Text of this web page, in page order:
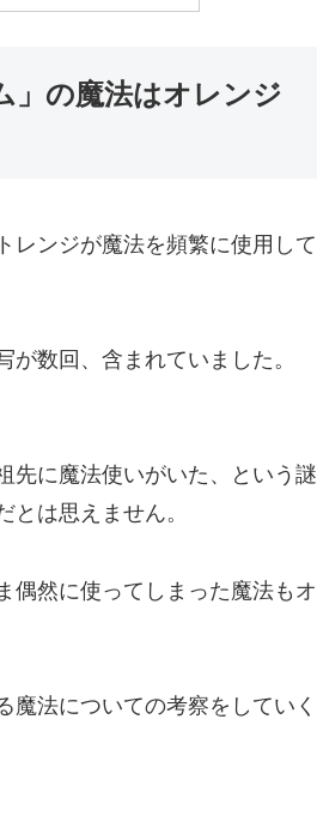
」の魔法はオレンジ
レンジが魔法を頻繁に使用して
数回、含まれていました。
先に魔法使いがいた、という謎
は思えません。
偶然に使ってしまった魔法もオ
魔法についての考察をしていく